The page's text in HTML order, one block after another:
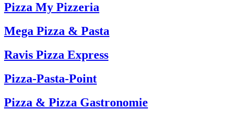
Pizza My Pizzeria
Mega Pizza & Pasta
Ravis Pizza Express
Pizza-Pasta-Point
Pizza & Pizza Gastronomie